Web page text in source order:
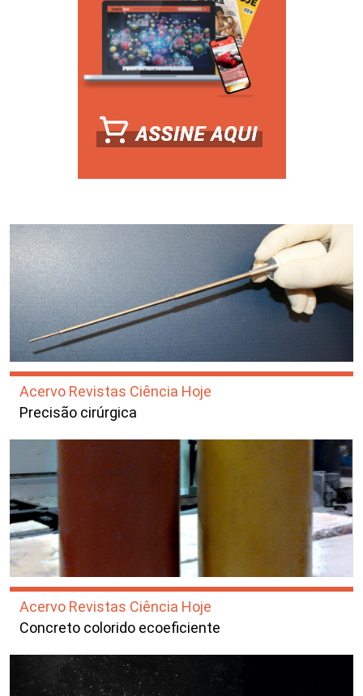
Acervo Revistas Ciência Hoje
Precisão cirúrgica
Acervo Revistas Ciência Hoje
Concreto colorido ecoeficiente